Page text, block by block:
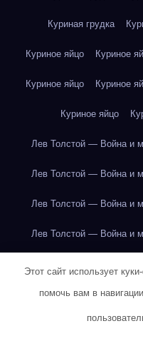
Куриная грудка
Куриное яйцо Куриное
Куриное яйцо Куриное
Куриное яйцо
Лев Толстой — Война и
Лев Толстой — Война и
Лев Толстой — Война и
Лев Толстой — Война и
Лев Толстой — Война и
Лев Толстой — Война и
Этот сайт использует
помочь вам в